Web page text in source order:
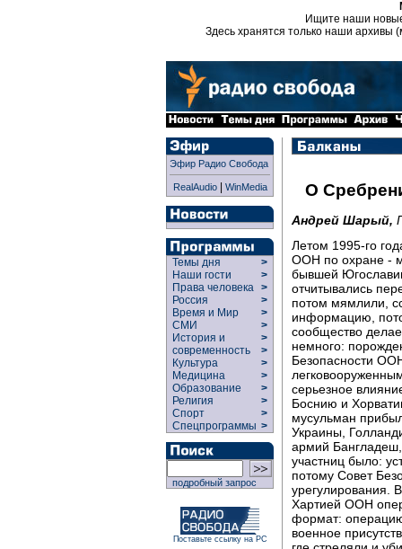
Ищите наши
Здесь хранятся только наши архивы
Эфир Радио Свобода
RealAudio| WinMedia
Темы дня
>
Наши гости
>
Права человека >
Россия
>
Время и Мир
>
СМИ
>
История и
современность
>
>
Культура
>
Медицина
>
Образование
>
Религия
>
Спорт
>
Спецпрограммы >
подробный запрос
Поставьте ссылку на РС
О
Андрей Шарый,
Летом 1995-го
ООН по охране -
бывшей
отчитывались
потом мямлили,
информацию,
сообщество
немного:
Безопасности
серьезное
Боснию и
мусульман
Украины,
армий
участниц было:
потому Совет
урегулирования.
Хартией ООН
формат:
военное